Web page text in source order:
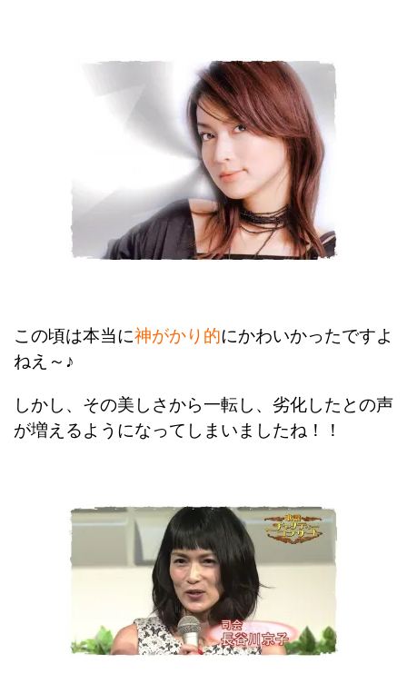
この頃は本当に神がかり的にかわいかったですよ
ねえ～♪
しかし、その美しさから一転し、劣化したとの声
が増えるようになってしまいましたね！！